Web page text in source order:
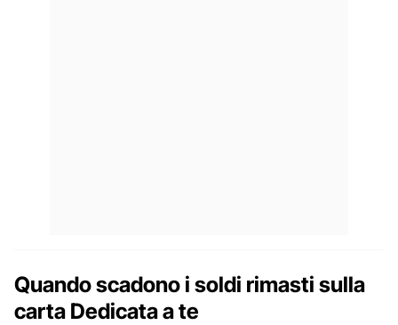
Quando scadono i soldi rimasti sulla
carta Dedicata a te